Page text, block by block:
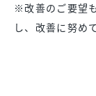
※改善のご要望
し、改善に努め